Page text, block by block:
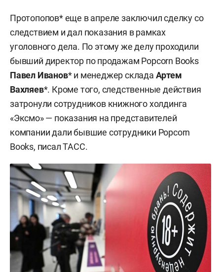
Протопопов* еще в апреле заключил сделку со
следствием и дал показания в рамках
уголовного дела. По этому же делу проходили
бывший директор по продажам Popcorn Books
Павел Иванов* и менеджер склада Артем
Вахляев*. Кроме того, следственные действия
затронули сотрудников книжного холдинга
«Эксмо» — показания на представителей
компании дали бывшие сотрудники Popcorn
Books, писал ТАСС.